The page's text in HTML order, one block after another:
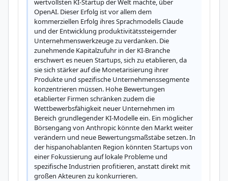
wertvollsten KI-Startup der Welt machte, über
OpenAI. Dieser Erfolg ist vor allem dem
kommerziellen Erfolg ihres Sprachmodells Claude
und der Entwicklung produktivitätssteigernder
Unternehmenswerkzeuge zu verdanken. Die
zunehmende Kapitalzufuhr in der KI-Branche
erschwert es neuen Startups, sich zu etablieren, da
sie sich stärker auf die Monetarisierung ihrer
Produkte und spezifische Unternehmenssegmente
konzentrieren müssen. Hohe Bewertungen
etablierter Firmen schränken zudem die
Wettbewerbsfähigkeit neuer Unternehmen im
Bereich grundlegender KI-Modelle ein. Ein möglicher
Börsengang von Anthropic könnte den Markt weiter
verändern und neue Bewertungsmaßstäbe setzen. In
der hispanohablanten Region könnten Startups von
einer Fokussierung auf lokale Probleme und
spezifische Industrien profitieren, anstatt direkt mit
großen Akteuren zu konkurrieren.